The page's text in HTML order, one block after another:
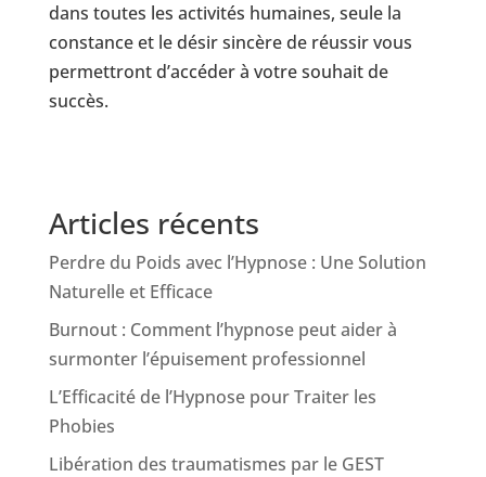
dans toutes les activités humaines, seule la
constance et le désir sincère de réussir vous
permettront d’accéder à votre souhait de
succès.
Articles récents
Perdre du Poids avec l’Hypnose : Une Solution
Naturelle et Efficace
Burnout : Comment l’hypnose peut aider à
surmonter l’épuisement professionnel
L’Efficacité de l’Hypnose pour Traiter les
Phobies
Libération des traumatismes par le GEST